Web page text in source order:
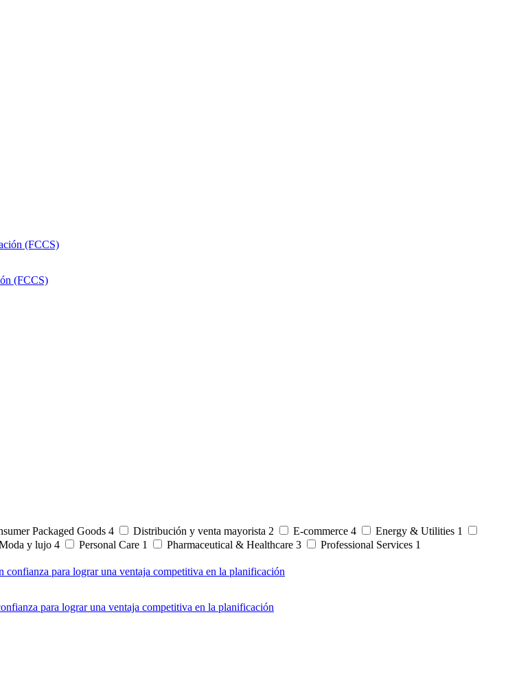
(FCCS)
Packaged Goods 4 Distribución y venta mayorista 2 E-commerce 4 Energy & Utilities 1
y lujo 4 Personal Care 1 Pharmaceutical & Healthcare 3 Professional Services 1
para lograr una ventaja competitiva en la planificación